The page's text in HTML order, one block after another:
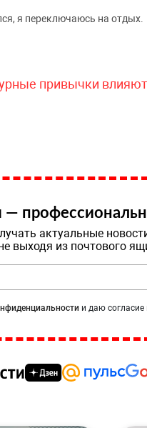
я переключаюсь на отдых.
привычки
актуальные
выходя из почтового
и даю